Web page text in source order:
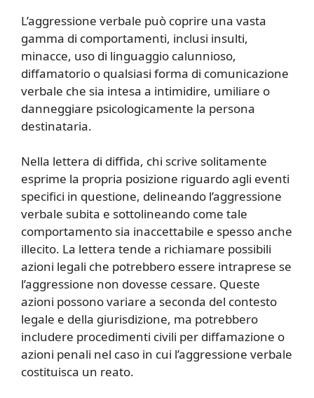
L’aggressione verbale può coprire una vasta
gamma di comportamenti, inclusi insulti,
minacce, uso di linguaggio calunnioso,
diffamatorio o qualsiasi forma di comunicazione
verbale che sia intesa a intimidire, umiliare o
danneggiare psicologicamente la persona
destinataria.
Nella lettera di diffida, chi scrive solitamente
esprime la propria posizione riguardo agli eventi
specifici in questione, delineando l’aggressione
verbale subita e sottolineando come tale
comportamento sia inaccettabile e spesso anche
illecito. La lettera tende a richiamare possibili
azioni legali che potrebbero essere intraprese se
l’aggressione non dovesse cessare. Queste
azioni possono variare a seconda del contesto
legale e della giurisdizione, ma potrebbero
includere procedimenti civili per diffamazione o
azioni penali nel caso in cui l’aggressione verbale
costituisca un reato.